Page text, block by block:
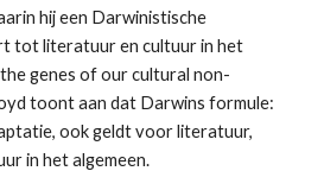
hij een Darwinistische
tot literatuur en cultuur in het
the genes of our cultural non-
toont aan dat Darwins formule:
ook geldt voor literatuur,
in het algemeen.